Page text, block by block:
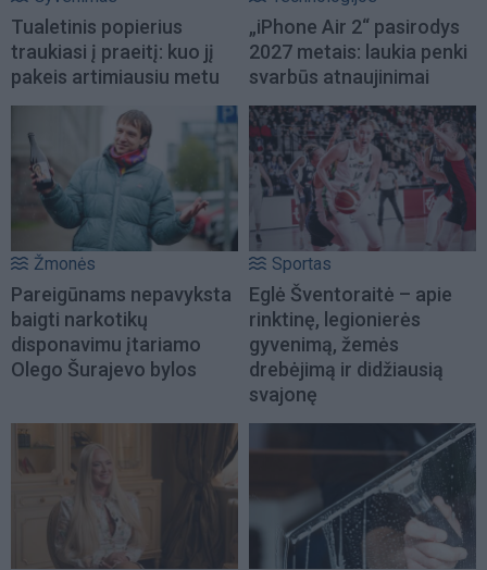
Tualetinis popierius
traukiasi į praeitį: kuo jį
pakeis artimiausiu metu
„iPhone Air 2“ pasirodys
2027 metais: laukia penki
svarbūs atnaujinimai
Žmonės
Pareigūnams nepavyksta
baigti narkotikų
disponavimu įtariamo
Olego Šurajevo bylos
Sportas
Eglė Šventoraitė – apie
rinktinę, legionierės
gyvenimą, žemės
drebėjimą ir didžiausią
svajonę